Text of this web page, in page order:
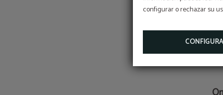
configurar o rechazar su